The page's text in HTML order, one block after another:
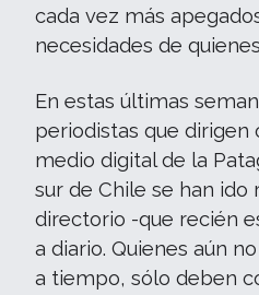
cada vez más
necesidades de
En estas últimas
periodistas que dirigen
medio digital de la
sur de Chile se han ido
directorio -que recién
a diario. Quienes aún
a tiempo, sólo deben